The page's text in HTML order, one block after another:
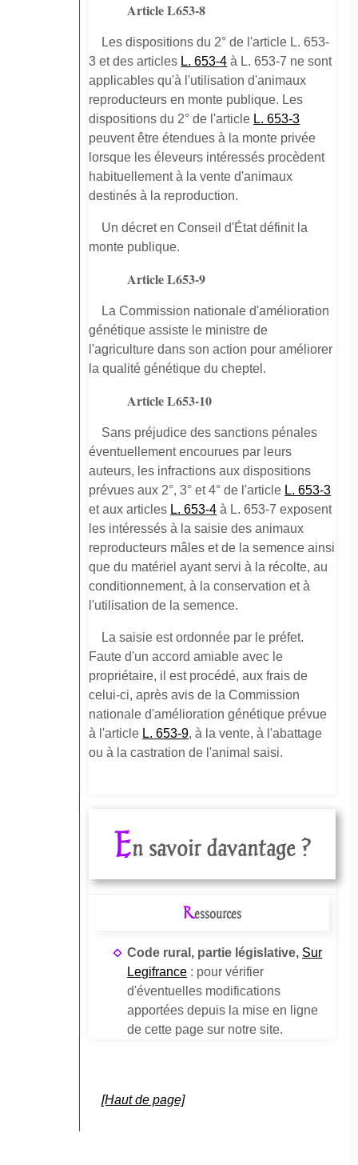
Article L653-8
Les dispositions du 2° de l'article L. 653-
3 et des articles L. 653-4 à L. 653-7 ne sont
applicables qu'à l'utilisation d'animaux
reproducteurs en monte publique. Les
dispositions du 2° de l'article L. 653-3
peuvent être étendues à la monte privée
lorsque les éleveurs intéressés procèdent
habituellement à la vente d'animaux
destinés à la reproduction.
Un décret en Conseil d'État définit la
monte publique.
Article L653-9
La Commission nationale d'amélioration
génétique assiste le ministre de
l'agriculture dans son action pour améliorer
la qualité génétique du cheptel.
Article L653-10
Sans préjudice des sanctions pénales
éventuellement encourues par leurs
auteurs, les infractions aux dispositions
prévues aux 2°, 3° et 4° de l'article L. 653-3
et aux articles L. 653-4 à L. 653-7 exposent
les intéressés à la saisie des animaux
reproducteurs mâles et de la semence ainsi
que du matériel ayant servi à la récolte, au
conditionnement, à la conservation et à
l'utilisation de la semence.
La saisie est ordonnée par le préfet.
Faute d'un accord amiable avec le
propriétaire, il est procédé, aux frais de
celui-ci, après avis de la Commission
nationale d'amélioration génétique prévue
à l'article L. 653-9, à la vente, à l'abattage
ou à la castration de l'animal saisi.
En savoir davantage ?
Ressources
Code rural, partie législative, Sur
Legifrance : pour vérifier
d'éventuelles modifications
apportées depuis la mise en ligne
de cette page sur notre site.
[Haut de page]